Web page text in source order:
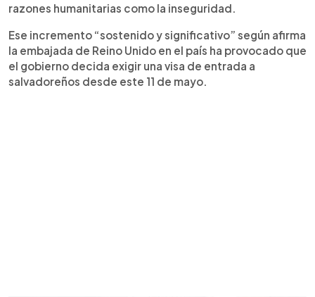
razones humanitarias como la inseguridad.
Ese incremento “sostenido y significativo” según afirma
la embajada de Reino Unido en el país ha provocado que
el gobierno decida exigir una visa de entrada a
salvadoreños desde este 11 de mayo.